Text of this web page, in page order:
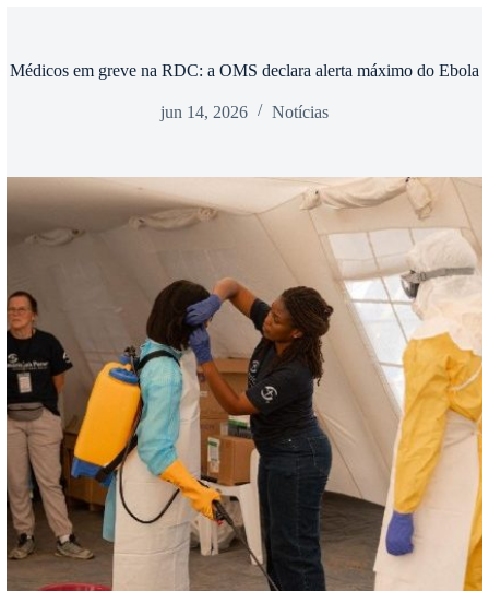
Médicos em greve na RDC: a OMS declara alerta máximo do Ebola
jun 14, 2026 Notícias